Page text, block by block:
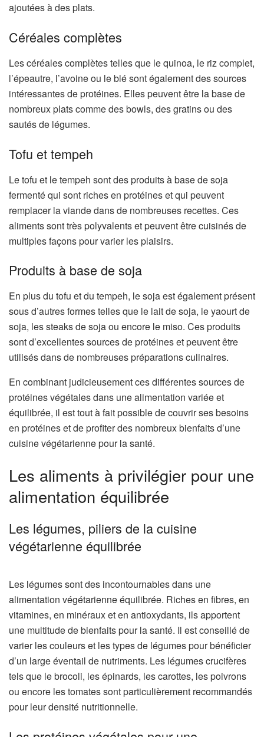
ajoutées à des plats.
Céréales complètes
Les céréales complètes telles que le quinoa, le riz complet,
l’épeautre, l’avoine ou le blé sont également des sources
intéressantes de protéines. Elles peuvent être la base de
nombreux plats comme des bowls, des gratins ou des
sautés de légumes.
Tofu et tempeh
Le tofu et le tempeh sont des produits à base de soja
fermenté qui sont riches en protéines et qui peuvent
remplacer la viande dans de nombreuses recettes. Ces
aliments sont très polyvalents et peuvent être cuisinés de
multiples façons pour varier les plaisirs.
Produits à base de soja
En plus du tofu et du tempeh, le soja est également présent
sous d’autres formes telles que le lait de soja, le yaourt de
soja, les steaks de soja ou encore le miso. Ces produits
sont d’excellentes sources de protéines et peuvent être
utilisés dans de nombreuses préparations culinaires.
En combinant judicieusement ces différentes sources de
protéines végétales dans une alimentation variée et
équilibrée, il est tout à fait possible de couvrir ses besoins
en protéines et de profiter des nombreux bienfaits d’une
cuisine végétarienne pour la santé.
Les aliments à privilégier pour une
alimentation équilibrée
Les légumes, piliers de la cuisine
végétarienne équilibrée
Les légumes sont des incontournables dans une
alimentation végétarienne équilibrée. Riches en fibres, en
vitamines, en minéraux et en antioxydants, ils apportent
une multitude de bienfaits pour la santé. Il est conseillé de
varier les couleurs et les types de légumes pour bénéficier
d’un large éventail de nutriments. Les légumes crucifères
tels que le brocoli, les épinards, les carottes, les poivrons
ou encore les tomates sont particulièrement recommandés
pour leur densité nutritionnelle.